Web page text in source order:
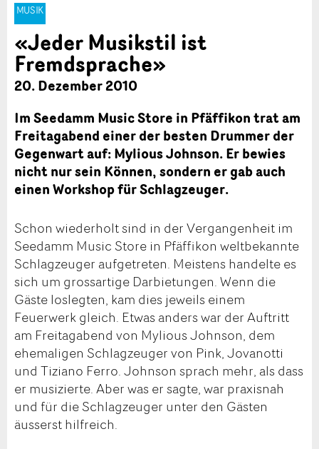
MUSIK
«Jeder Musikstil ist
Fremdsprache»
20. Dezember 2010
Im Seedamm Music Store in Pfäffikon trat am
Freitagabend einer der besten Drummer der
Gegenwart auf: Mylious Johnson. Er bewies
nicht nur sein Können, sondern er gab auch
einen Workshop für Schlagzeuger.
Schon wiederholt sind in der Vergangenheit im
Seedamm Music Store in Pfäffikon weltbekannte
Schlagzeuger aufgetreten. Meistens handelte es
sich um grossartige Darbietungen. Wenn die
Gäste loslegten, kam dies jeweils einem
Feuerwerk gleich. Etwas anders war der Auftritt
am Freitagabend von Mylious Johnson, dem
ehemaligen Schlagzeuger von Pink, Jovanotti
und Tiziano Ferro. Johnson sprach mehr, als dass
er musizierte. Aber was er sagte, war praxisnah
und für die Schlagzeuger unter den Gästen
äusserst hilfreich.